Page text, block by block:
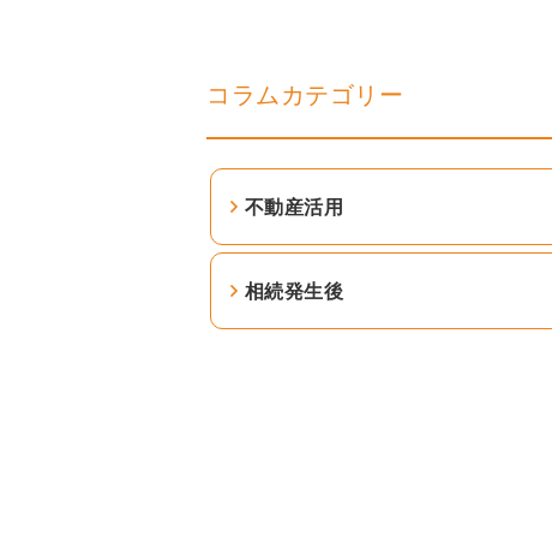
コラムカテゴリー
不動産活用
相続発生後